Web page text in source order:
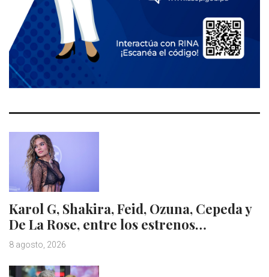
Karol G, Shakira, Feid, Ozuna, Cepeda y
De La Rose, entre los estrenos…
8 agosto, 2026